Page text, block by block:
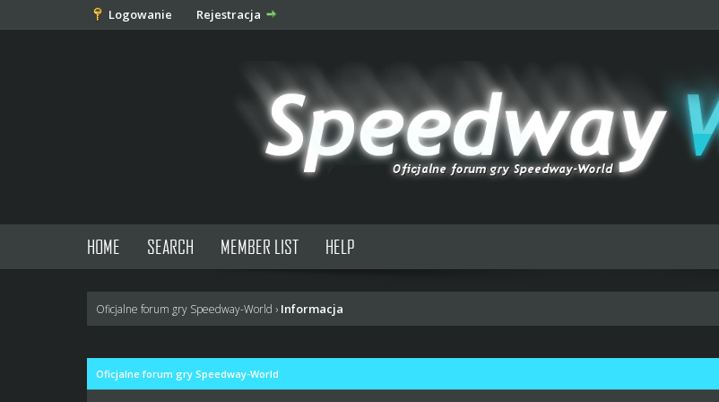
Logowanie Rejestracja
HOME SEARCH MEMBER LIST HELP
Oficjalne forum gry Speedway-World › Informacja
Oficjalne forum gry Speedway-World